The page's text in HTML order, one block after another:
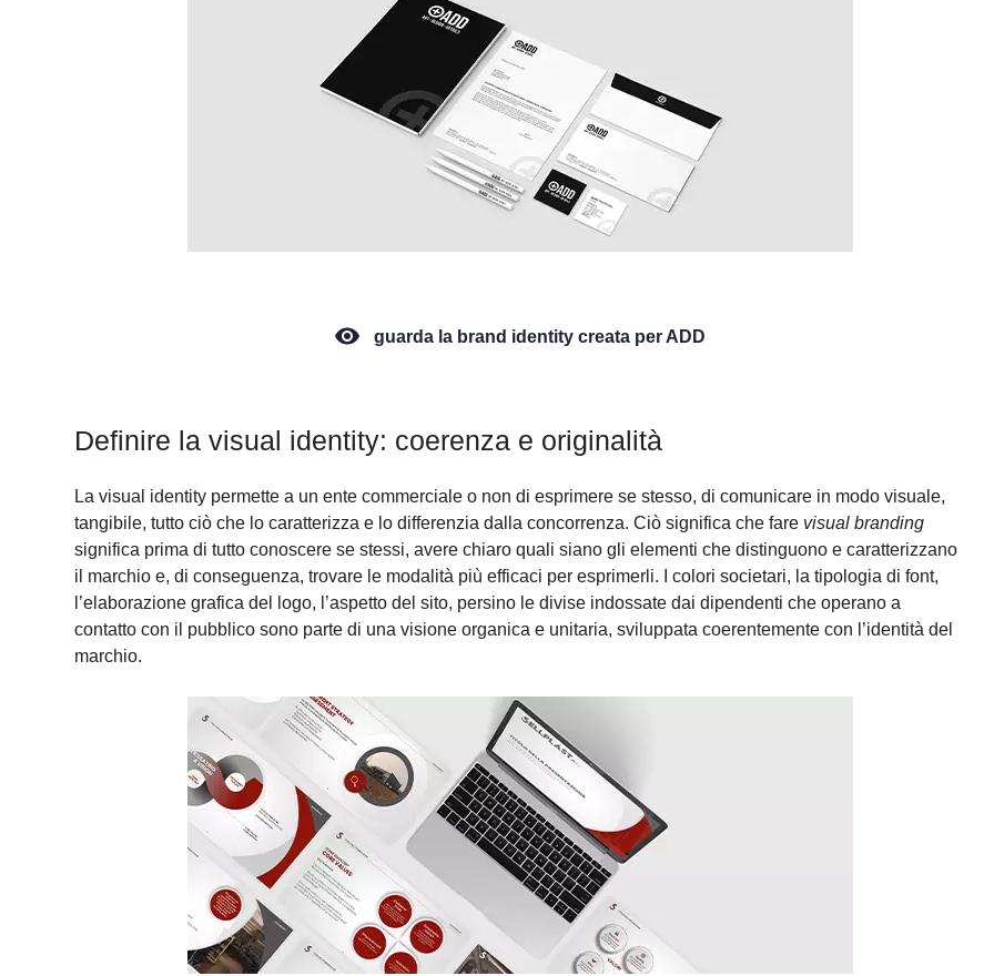
guarda la brand identity creata per ADD
Definire la visual identity: coerenza e originalità
La visual identity permette a un ente commerciale o non di esprimere se stesso, di comunicare in modo visuale,
tangibile, tutto ciò che lo caratterizza e lo differenzia dalla concorrenza. Ciò significa che fare visual branding
significa prima di tutto conoscere se stessi, avere chiaro quali siano gli elementi che distinguono e caratterizzano
il marchio e, di conseguenza, trovare le modalità più efficaci per esprimerli. I colori societari, la tipologia di font,
l’elaborazione grafica del logo, l’aspetto del sito, persino le divise indossate dai dipendenti che operano a
contatto con il pubblico sono parte di una visione organica e unitaria, sviluppata coerentemente con l’identità del
marchio.